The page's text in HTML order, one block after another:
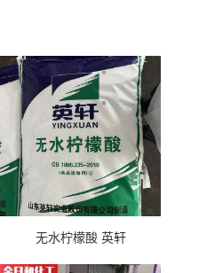
无水柠檬酸 英轩